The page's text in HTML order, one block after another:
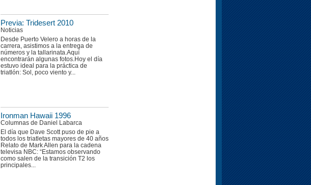
Previa: Tridesert 2010
Noticias
Desde Puerto Velero a horas de la
carrera, asistimos a la entrega de
números y la tallarinata.Aquí
encontrarán algunas fotos.Hoy el día
estuvo ideal para la práctica de
triatlón: Sol, poco viento y...
Ironman Hawaii 1996
Columnas de Daniel Labarca
El día que Dave Scott puso de pie a
todos los triatletas mayores de 40 años
Relato de Mark Allen para la cadena
televisa NBC: “Estamos observando
como salen de la transición T2 los
principales...